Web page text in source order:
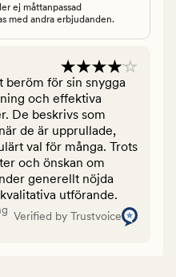
ej måttanpassad
med andra erbjudanden.
beröm för sin snygga
och effektiva
De beskrivs som
de är upprullade,
val för många. Trots
och önskan om
generellt nöjda
utförande.
Verified by Trustvoice